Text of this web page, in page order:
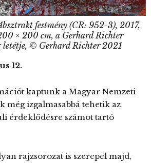
festmény (CR: 952-3), 2017,
× 200 cm, a Gerhard Richter
© Gerhard Richter 2021
12.
kaptunk a Magyar Nemzeti
még izgalmasabbá tehetik az
érdeklődésre számot tartó
rajzsorozat is szerepel majd,